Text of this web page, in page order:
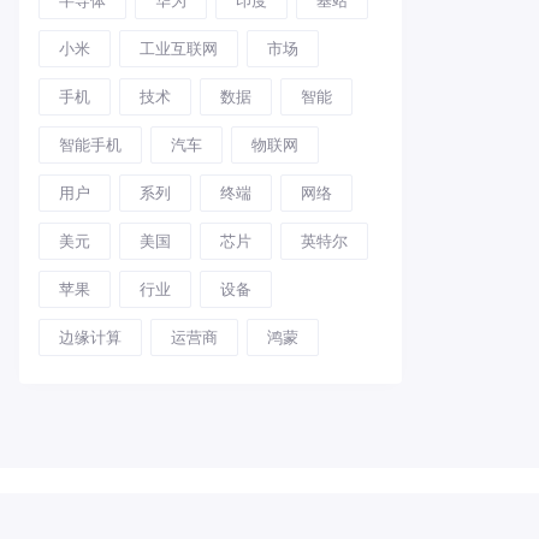
小米 工业互联网 市场
手机 技术 数据 智能
智能手机 汽车 物联网
用户 系列 终端 网络
美元 美国 芯片 英特尔
苹果 行业 设备
边缘计算 运营商 鸿蒙